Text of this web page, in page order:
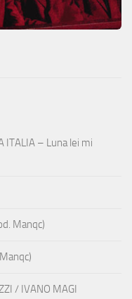
ITALIA – Luna lei mi
Manqc)
/ IVANO MAGI